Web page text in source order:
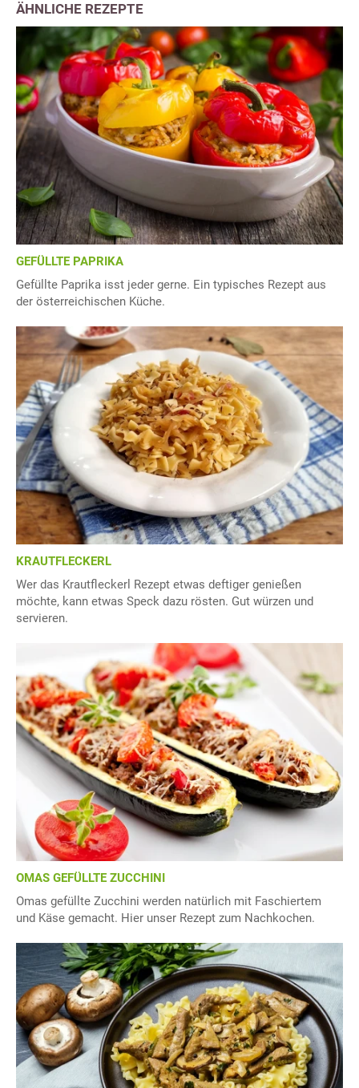
ÄHNLICHE REZEPTE
GEFÜLLTE PAPRIKA
Gefüllte Paprika isst jeder gerne. Ein typisches Rezept aus
der österreichischen Küche.
KRAUTFLECKERL
Wer das Krautfleckerl Rezept etwas deftiger genießen
möchte, kann etwas Speck dazu rösten. Gut würzen und
servieren.
OMAS GEFÜLLTE ZUCCHINI
Omas gefüllte Zucchini werden natürlich mit Faschiertem
und Käse gemacht. Hier unser Rezept zum Nachkochen.